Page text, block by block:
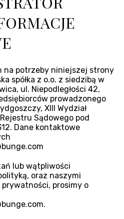
na potrzeby niniejszej strony
spółka z o.o. z siedzibą w
ul. Niepodległości 42,
prowadzonego
XIII Wydział
Sądowego pod
Dane kontaktowe
lub wątpliwości
oraz naszymi
prosimy o